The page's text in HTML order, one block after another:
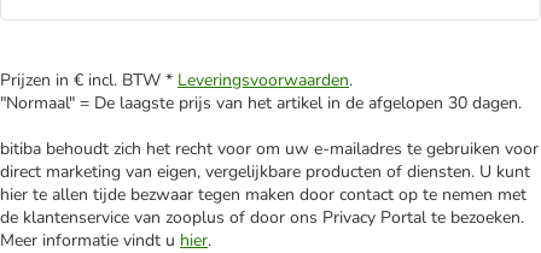
Prijzen in € incl. BTW * Leveringsvoorwaarden.
"Normaal" = De laagste prijs van het artikel in de afgelopen 30 dagen.
bitiba behoudt zich het recht voor om uw e-mailadres te gebruiken voor
direct marketing van eigen, vergelijkbare producten of diensten. U kunt
hier te allen tijde bezwaar tegen maken door contact op te nemen met
de klantenservice van zooplus of door ons Privacy Portal te bezoeken.
Meer informatie vindt u hier.